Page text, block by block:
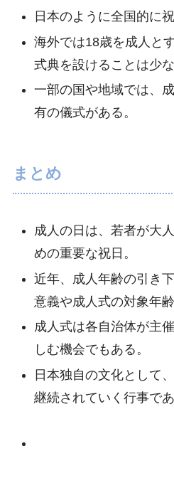
日本のように全国的に
海外では18歳を成人と
式典を設けることは少な
一部の国や地域では、
有の儀式がある。
まとめ
成人の日は、若者が大
めの重要な祝日。
近年、成人年齢の引き
意義や成人式の対象年
成人式は各自治体が主
しむ機会でもある。
日本独自の文化として
継続されていく行事であ